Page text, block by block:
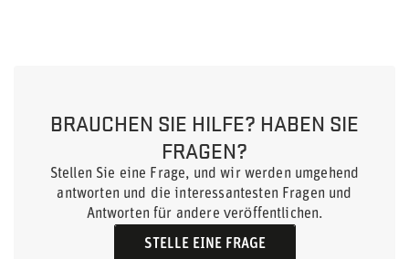
BRAUCHEN SIE HILFE? HABEN SIE
FRAGEN?
Stellen Sie eine Frage, und wir werden umgehend
antworten und die interessantesten Fragen und
Antworten für andere veröffentlichen.
STELLE EINE FRAGE